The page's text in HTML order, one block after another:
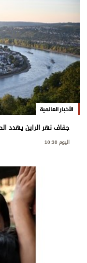
الأخبار العالمية
جفاف نهر الراين يهدد
اليوم 10:30